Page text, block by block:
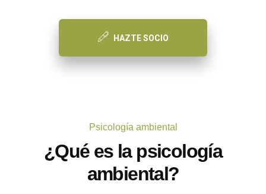
HAZTE SOCIO
Psicología ambiental
¿Qué es la psicología
ambiental?